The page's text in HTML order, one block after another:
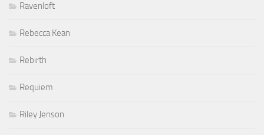
Ravenloft
Rebecca Kean
Rebirth
Requiem
Riley Jenson